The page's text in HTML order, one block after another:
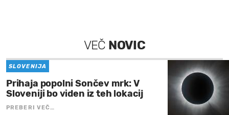
VEČ NOVIC
SLOVENIJA
Prihaja popolni Sončev mrk: V
Sloveniji bo viden iz teh lokacij
PREBERI VEČ…